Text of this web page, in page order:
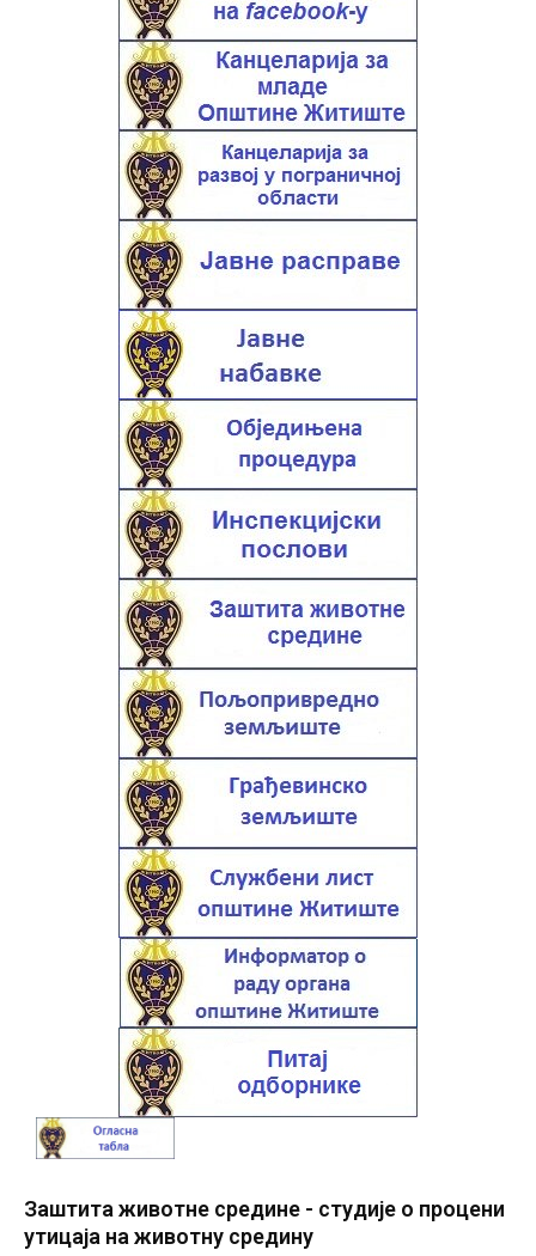
Заштита животне средине - студије о процени
утицаја на животну средину